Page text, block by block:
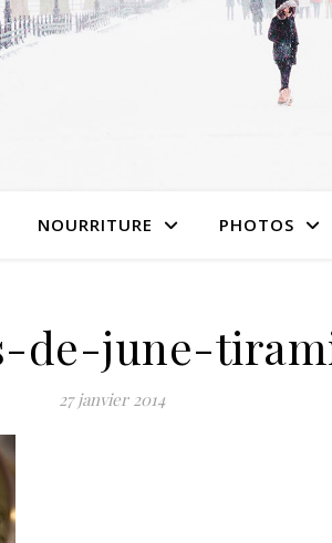
NOURRITURE PHOTOS
de-june-
27 janvier 2014